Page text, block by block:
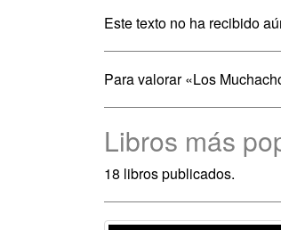
Este texto no ha recibido
Para valorar «Los
Libros más
18 libros publicados.